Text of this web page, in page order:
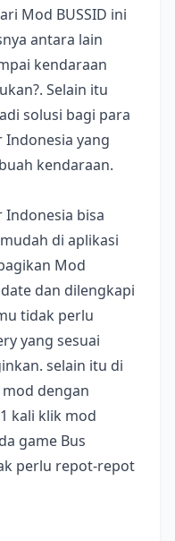
Mod BUSSID ini
antara lain
kendaraan
Selain itu
solusi bagi para
Indonesia yang
kendaraan.
Indonesia bisa
di aplikasi
Mod
dan dilengkapi
tidak perlu
yang sesuai
selain itu di
dengan
kali klik mod
game Bus
perlu repot-repot